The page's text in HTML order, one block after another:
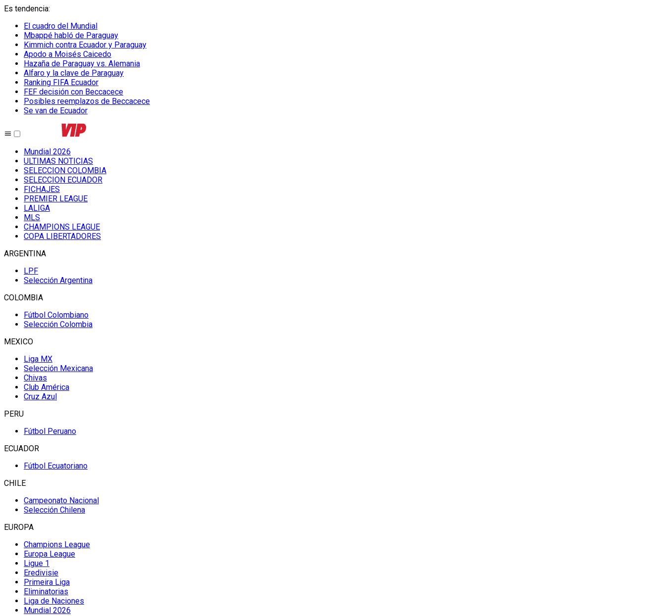
Es tendencia:
El cuadro del Mundial
Mbappé habló de Paraguay
Kimmich contra Ecuador y Paraguay
Apodo a Moisés Caicedo
Hazaña de Paraguay vs. Alemania
Alfaro y la clave de Paraguay
Ranking FIFA Ecuador
FEF decisión con Beccacece
Posibles reemplazos de Beccacece
Se van de Ecuador
Mundial 2026
ULTIMAS NOTICIAS
SELECCION COLOMBIA
SELECCION ECUADOR
FICHAJES
PREMIER LEAGUE
LALIGA
MLS
CHAMPIONS LEAGUE
COPA LIBERTADORES
ARGENTINA
LPF
Selección Argentina
COLOMBIA
Fútbol Colombiano
Selección Colombia
MEXICO
Liga MX
Selección Mexicana
Chivas
Club América
Cruz Azul
PERU
Fútbol Peruano
ECUADOR
Fútbol Ecuatoriano
CHILE
Campeonato Nacional
Selección Chilena
EUROPA
Champions League
Europa League
Ligue 1
Eredivisie
Primeira Liga
Eliminatorias
Liga de Naciones
Mundial 2026